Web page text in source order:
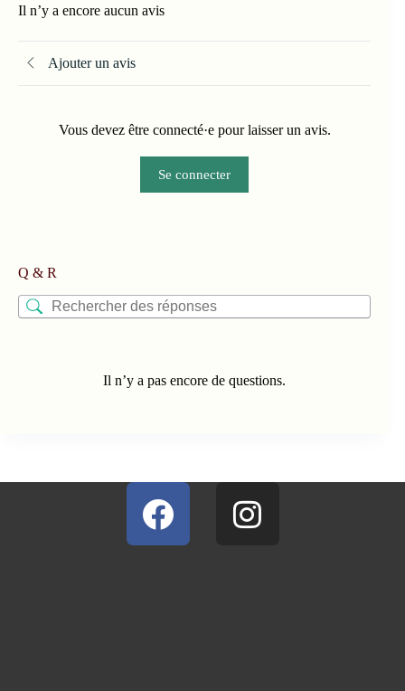
Il n’y a encore aucun avis
Ajouter un avis
Vous devez être connecté·e pour laisser un avis.
Se connecter
Q & R
Il n’y a pas encore de questions.